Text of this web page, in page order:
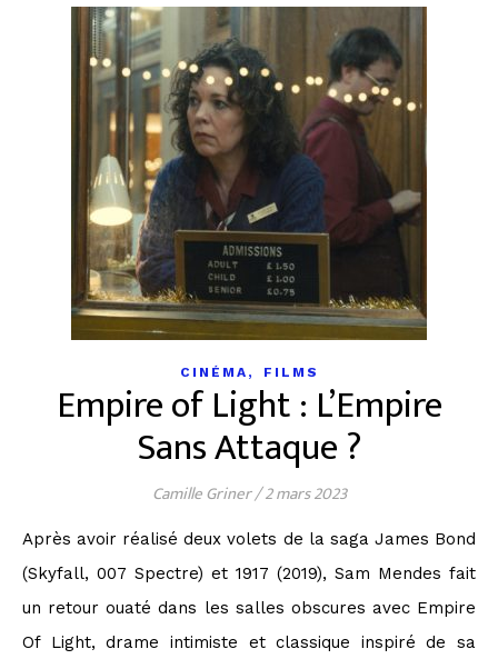
CINÉMA , FILMS
Empire of Light : L’Empire
Sans Attaque ?
Camille Griner/2 mars 2023
Après avoir réalisé deux volets de la saga James Bond
(Skyfall, 007 Spectre) et 1917 (2019), Sam Mendes fait
un retour ouaté dans les salles obscures avec Empire
Of Light, drame intimiste et classique inspiré de sa